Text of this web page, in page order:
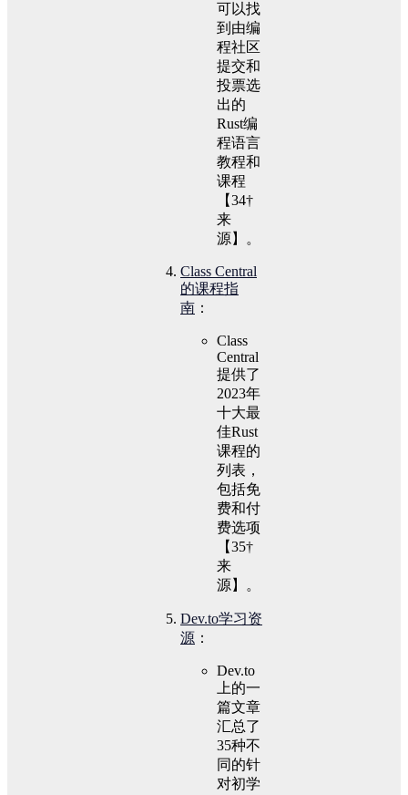
可以找
到由编
程社区
提交和
投票选
出的
Rust编
程语言
教程和
课程
【34†
来
源】。
Class Central
的课程指
南 ：
Class
Central
提供了
2023年
十大最
佳Rust
课程的
列表，
包括免
费和付
费选项
【35†
来
源】。
Dev.to学习资
源 ：
Dev.to
上的一
篇文章
汇总了
35种不
同的针
对初学